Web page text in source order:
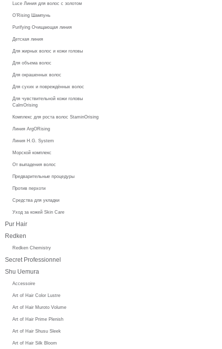
Luce Линия для волос с золотом
O’Rising Шампунь
Purifying Очищающая линия
Детская линия
Для жирных волос и кожи головы
Для объема волос
Для окрашенных волос
Для сухих и повреждённых волос
Для чувствительной кожи головы
CalmOrising
Комплекс для роста волос StaminOrising
Линия ArgORising
Линия H.G. System
Морской комплекс
От выпадения волос
Предварительные процедуры
Против перхоти
Средства для укладки
Уход за кожей Skin Care
Pur Hair
Redken
Redken Chemistry
Secret Professionnel
Shu Uemura
Accessoire
Art of Hair Color Lustre
Art of Hair Muroto Volume
Art of Hair Prime Plenish
Art of Hair Shusu Sleek
Art of Hair Silk Bloom